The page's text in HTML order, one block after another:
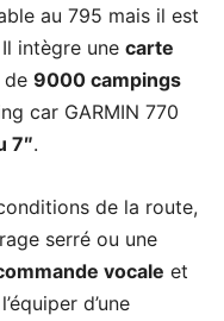
au 795 mais il est
Il intègre une carte
de 9000 campings
car GARMIN 770
7″.
de la route,
serré ou une
vocale et
d’une